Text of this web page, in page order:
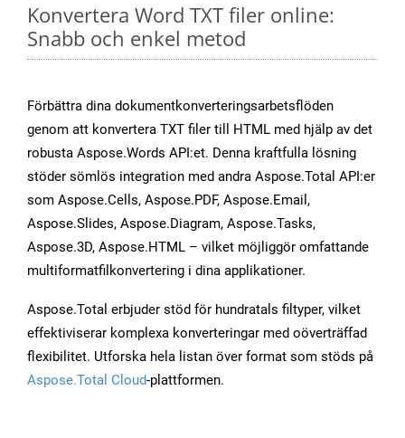
Konvertera Word TXT filer online:
Snabb och enkel metod
Förbättra dina dokumentkonverteringsarbetsflöden
genom att konvertera TXT filer till HTML med hjälp av det
robusta Aspose.Words API:et. Denna kraftfulla lösning
stöder sömlös integration med andra Aspose.Total API:er
som Aspose.Cells, Aspose.PDF, Aspose.Email,
Aspose.Slides, Aspose.Diagram, Aspose.Tasks,
Aspose.3D, Aspose.HTML – vilket möjliggör omfattande
multiformatfilkonvertering i dina applikationer.
Aspose.Total erbjuder stöd för hundratals filtyper, vilket
effektiviserar komplexa konverteringar med oöverträffad
flexibilitet. Utforska hela listan över format som stöds på
Aspose.Total Cloud-plattformen.